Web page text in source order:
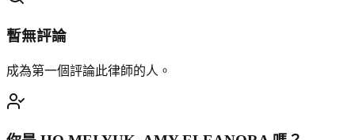
暫無評論
成為第一個評論此律師的人。